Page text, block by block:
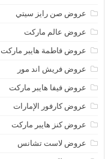
عروض صن رايز سيتي
عروض عالم ماركت
عروض فاطمة هايبر ماركت
عروض فريش اند مور
عروض فيفا هايبر ماركت
عروض كارفور الإمارات
عروض كنز هايبر ماركت
عروض لاست تشانس